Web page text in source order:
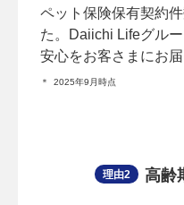
ペット保険保有契約
た。Daiichi Lifeグル
安心をお客さまにお
＊ 2025年9月時点
理由2 高齢